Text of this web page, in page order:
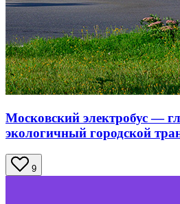
Московский электробус —
экологичный городской
9